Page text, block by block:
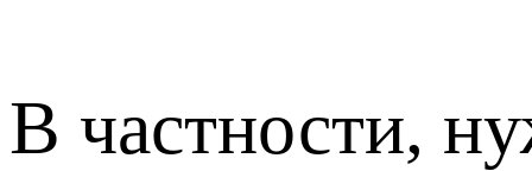
В частности,